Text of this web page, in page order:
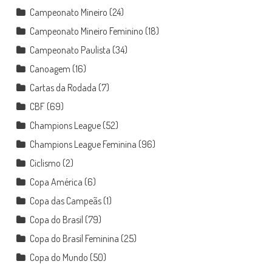
Campeonato Mineiro (24)
Campeonato Mineiro Feminino (18)
Campeonato Paulista (34)
Canoagem (16)
Cartas da Rodada (7)
CBF(69)
Champions League(52)
Champions League Feminina (96)
Ciclismo (2)
Copa América (6)
Copa das Campeãs(1)
Copa do Brasil (79)
Copa do Brasil Feminina (25)
Copa do Mundo (50)